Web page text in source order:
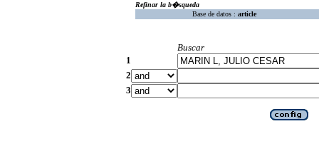
Refinar la b�squeda
Base de datos : article
Buscar
1
2
3